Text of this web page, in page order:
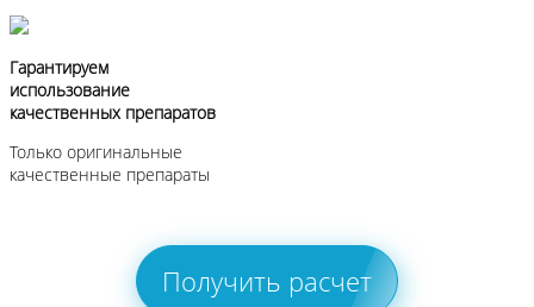
Гарантируем
использование
качественных препаратов
Только оригинальные
качественные препараты
Получить расчет